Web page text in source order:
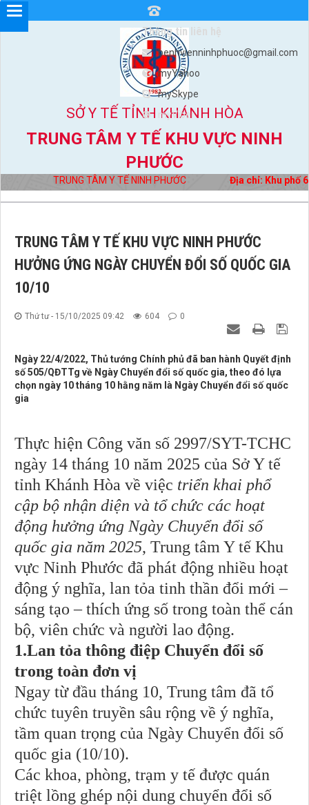
SỞ Y TẾ TỈNH KHÁNH HÒA
TRUNG TÂM Y TẾ KHU VỰC NINH
PHƯỚC
TRUNG TÂM Y TẾ NINH PHƯỚC Địa chỉ: Khu phố 6,
Thông tin liên hệ
benhvienninhphuoc@gmail.com
myYahoo
mySkype
myViber
TRUNG TÂM Y TẾ KHU VỰC NINH PHƯỚC
HƯỞNG ỨNG NGÀY CHUYỂN ĐỔI SỐ QUỐC GIA
10/10
Thứ tư - 15/10/2025 09:42 604 0
Ngày 22/4/2022, Thủ tướng Chính phủ đã ban hành Quyết định
số 505/QĐTTg về Ngày Chuyển đổi số quốc gia, theo đó lựa
chọn ngày 10 tháng 10 hằng năm là Ngày Chuyển đổi số quốc
gia
Thực hiện Công văn số 2997/SYT-TCHC
ngày 14 tháng 10 năm 2025 của Sở Y tế
tỉnh Khánh Hòa về việc triển khai phổ
cập bộ nhận diện và tổ chức các hoạt
động hưởng ứng Ngày Chuyển đổi số
quốc gia năm 2025, Trung tâm Y tế Khu
vực Ninh Phước đã phát động nhiều hoạt
động ý nghĩa, lan tỏa tinh thần đổi mới –
sáng tạo – thích ứng số trong toàn thể cán
bộ, viên chức và người lao động.
1.Lan tỏa thông điệp Chuyển đổi số
trong toàn đơn vị
Ngay từ đầu tháng 10, Trung tâm đã tổ
chức tuyên truyền sâu rộng về ý nghĩa,
tầm quan trọng của Ngày Chuyển đổi số
quốc gia (10/10).
Các khoa, phòng, trạm y tế được quán
triệt lồng ghép nội dung chuyển đổi số